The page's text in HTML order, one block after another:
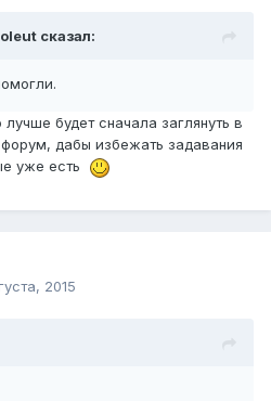
сказал:
будет сначала заглянуть в
дабы избежать задавания
уже есть
2015